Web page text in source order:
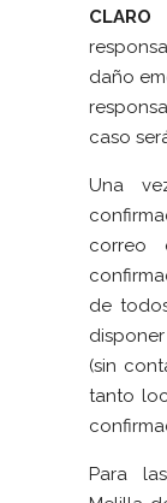
daño
caso
Una
correo
de
(sin
tanto
Para